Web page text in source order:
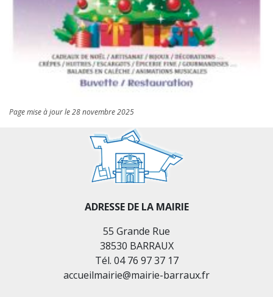
Page mise à jour le 28 novembre 2025
ADRESSE DE LA MAIRIE
55 Grande Rue
38530 BARRAUX
Tél. 04 76 97 37 17
accueilmairie@mairie-barraux.fr